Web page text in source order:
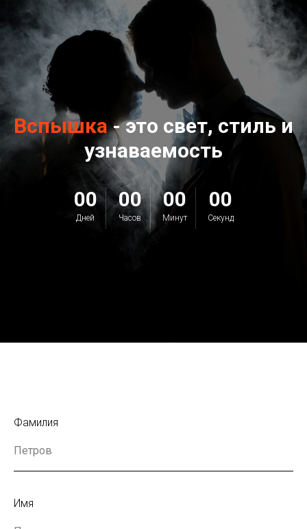
Вспышка- это свет, стиль и
узнаваемость
00
Дней
00
Часов
00
Минут
00
Секунд
Фамилия
Имя